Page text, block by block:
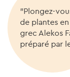
"Plongez-
de plantes
grec Alekos
préparé par